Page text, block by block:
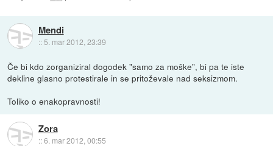
Mendi
:: 5. mar 2012, 23:39
Če bi kdo zorganiziral dogodek "samo za moške", bi pa te iste
dekline glasno protestirale in se pritoževale nad seksizmom.
Toliko o enakopravnosti!
Zora
::6. mar 2012, 00:55